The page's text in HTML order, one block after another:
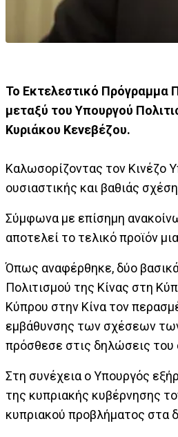
Το Εκτελεστικό Πρόγραμμα
μεταξύ του Υπουργού
Κυριάκου Κενεβέζου.
Καλωσορίζοντας τον Κινέζο
ουσιαστικής και βαθιάς
Σύμφωνα με επίσημη
αποτελεί το τελικό προϊόν
Όπως αναφέρθηκε, δύο
Πολιτισμού της Κίνας στη
Κύπρου στην Κίνα τον
εμβάθυνσης των σχέσεων
πρόσθεσε στις δηλώσεις του
Στη συνέχεια ο Υπουργός
της κυπριακής κυβέρνησης
κυπριακού προβλήματος στα